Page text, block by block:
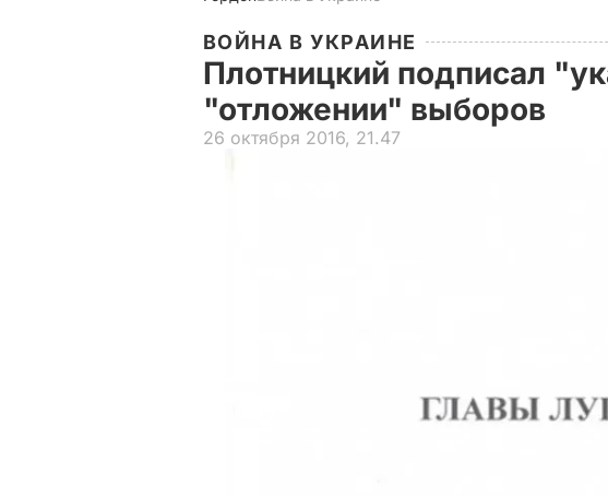
ВОЙНА В УКРАИНЕ
Плотницкий подписал
"отложении" выборов
26 октября 2016, 21.47